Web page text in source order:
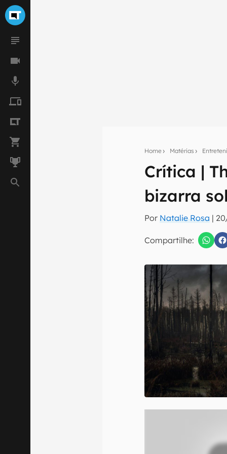
Home Matérias
Crítica |
bizarra
Por Natalie Rosa |
Compartilhe:
Seu
Assine a
Confirmo que